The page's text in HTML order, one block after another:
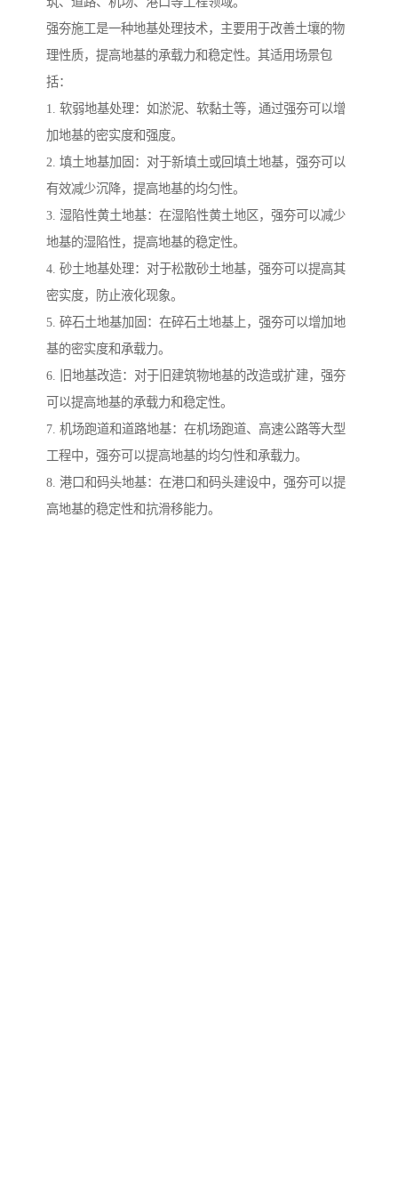
强夯施工是一种地基处理技术，主要用于改善土壤的物
理性质，提高地基的承载力和稳定性。其适用场景包
括：
1. 软弱地基处理：如淤泥、软黏土等，通过强夯可以增
加地基的密实度和强度。
2. 填土地基加固：对于新填土或回填土地基，强夯可以
有效减少沉降，提高地基的均匀性。
3. 湿陷性黄土地基：在湿陷性黄土地区，强夯可以减少
地基的湿陷性，提高地基的稳定性。
4. 砂土地基处理：对于松散砂土地基，强夯可以提高其
密实度，防止液化现象。
5. 碎石土地基加固：在碎石土地基上，强夯可以增加地
基的密实度和承载力。
6. 旧地基改造：对于旧建筑物地基的改造或扩建，强夯
可以提高地基的承载力和稳定性。
7. 机场跑道和道路地基：在机场跑道、高速公路等大型
工程中，强夯可以提高地基的均匀性和承载力。
8. 港口和码头地基：在港口和码头建设中，强夯可以提
高地基的稳定性和抗滑移能力。